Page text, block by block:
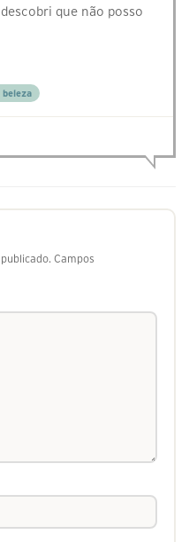
que não posso
beleza
Campos